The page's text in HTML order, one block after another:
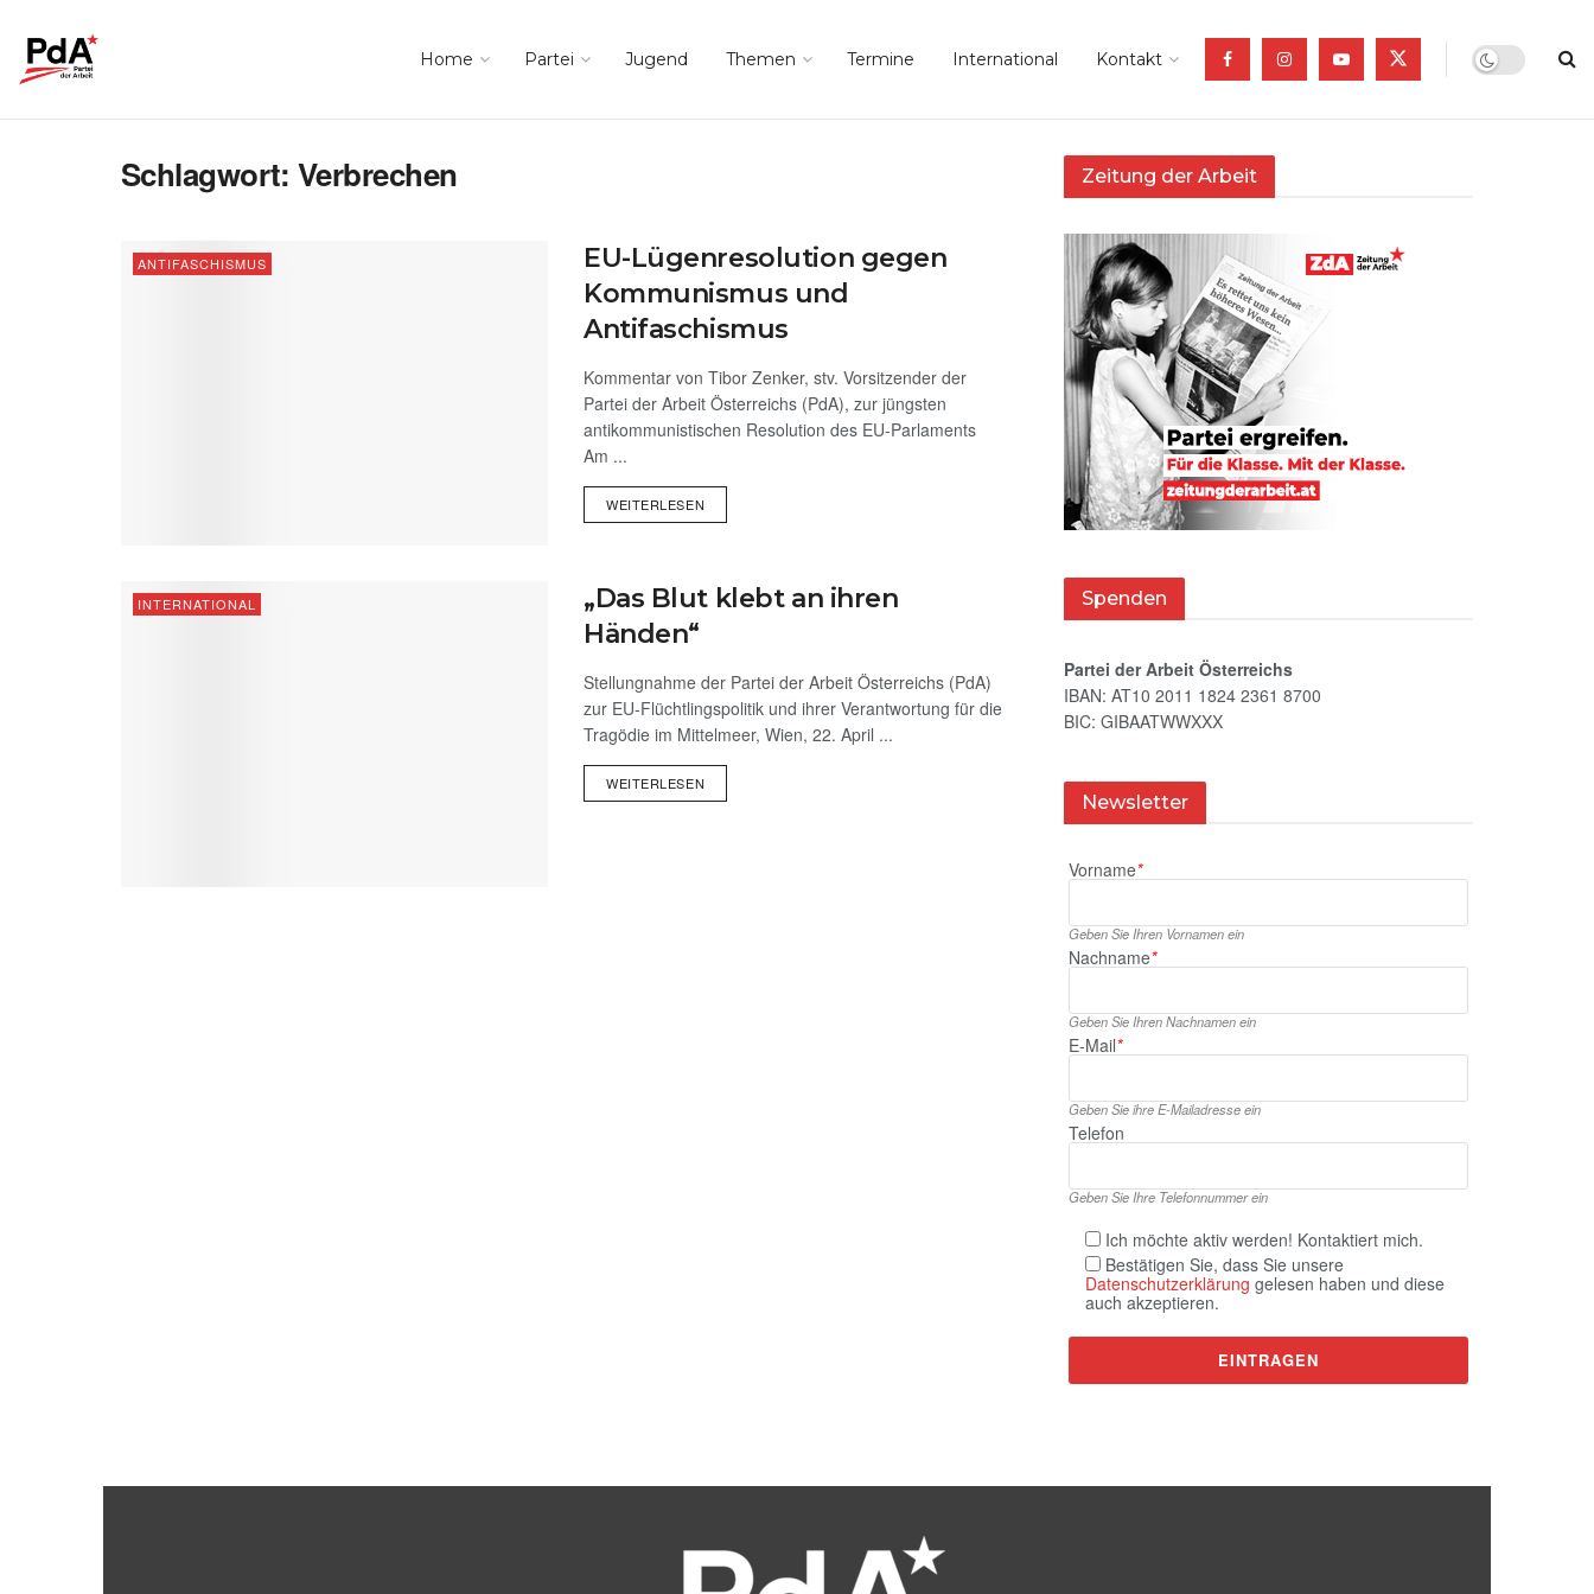
Home Partei Jugend Themen Termine International Kontakt
Schlagwort: Verbrechen
ANTIFASCHISMUS
EU-Lügenresolution gegen
Kommunismus und
Antifaschismus
Kommentar von Tibor Zenker, stv. Vorsitzender der
Partei der Arbeit Österreichs (PdA), zur jüngsten
antikommunistischen Resolution des EU-Parlaments
Am ...
WEITERLESEN
INTERNATIONAL
„Das Blut klebt an ihren
Händen“
Stellungnahme der Partei der Arbeit Österreichs (PdA)
zur EU-Flüchtlingspolitik und ihrer Verantwortung für die
Tragödie im Mittelmeer, Wien, 22. April ...
WEITERLESEN
Zeitung der Arbeit
Spenden
Partei der Arbeit Österreichs
IBAN: AT10 2011 1824 2361 8700
BIC: GIBAATWWXXX
Newsletter
Vorname*
Geben Sie Ihren Vornamen ein
Nachname*
Geben Sie Ihren Nachnamen ein
E‑Mail*
Geben Sie ihre E‑Mailadresse ein
Telefon
Geben Sie Ihre Telefonnummer ein
Ich möchte aktiv werden! Kontaktiert mich.
Bestätigen Sie, dass Sie unsere
Datenschutzerklärung gelesen haben und diese
auch akzeptieren.